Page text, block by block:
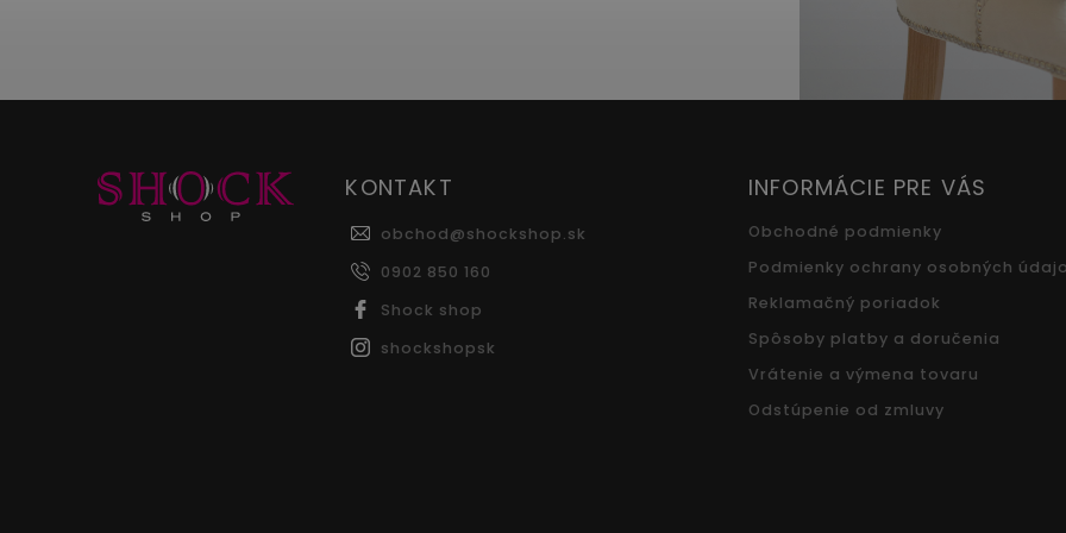
KONTAKT
obchod@shockshop.sk
0902 850 160
Shock shop
shockshopsk
INFORMÁCIE PRE VÁS
Obchodné podmienky
Podmienky ochrany osobných
Reklamačný poriadok
Spôsoby platby a doručenia
Vrátenie a výmena tovaru
Odstúpenie od zmluvy